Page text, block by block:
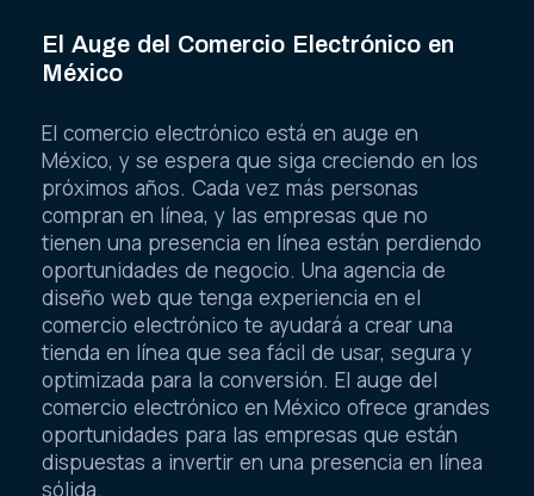
El Auge del Comercio Electrónico en
México
El comercio electrónico está en auge en
México, y se espera que siga creciendo en los
próximos años. Cada vez más personas
compran en línea, y las empresas que no
tienen una presencia en línea están perdiendo
oportunidades de negocio. Una agencia de
diseño web que tenga experiencia en el
comercio electrónico te ayudará a crear una
tienda en línea que sea fácil de usar, segura y
optimizada para la conversión. El auge del
comercio electrónico en México ofrece grandes
oportunidades para las empresas que están
dispuestas a invertir en una presencia en línea
sólida.